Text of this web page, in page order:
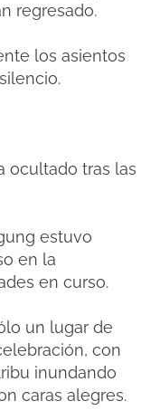
regresado.
los asientos
ocultado tras las
estuvo
en la
en curso.
un lugar de
con
inundando
caras alegres.